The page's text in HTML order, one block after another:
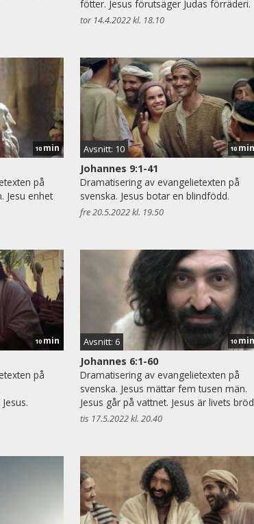
fötter. Jesus förutsäger Judas förräderi.
tor 14.4.2022 kl. 18.10
10 min
på
Jesu enhet
Avsnitt: 10 10 min
Johannes 9:1-41
Dramatisering av evangelietexten på
svenska. Jesus botar en blindfödd.
fre 20.5.2022 kl. 19.50
10 min
på
Avsnitt: 6 10 min
Johannes 6:1-60
Dramatisering av evangelietexten på
svenska. Jesus mättar fem tusen män.
Jesus går på vattnet. Jesus är livets
tis 17.5.2022 kl. 20.40